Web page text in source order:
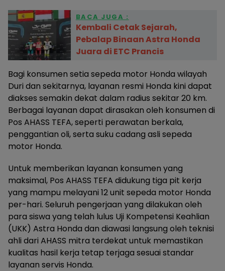
BACA JUGA :
Kembali Cetak Sejarah,
Pebalap Binaan Astra Honda
Juara di ETC Prancis
Bagi konsumen setia sepeda motor Honda wilayah
Duri dan sekitarnya, layanan resmi Honda kini dapat
diakses semakin dekat dalam radius sekitar 20 km.
Berbagai layanan dapat dirasakan oleh konsumen di
Pos AHASS TEFA, seperti perawatan berkala,
penggantian oli, serta suku cadang asli sepeda
motor Honda.
Untuk memberikan layanan konsumen yang
maksimal, Pos AHASS TEFA didukung tiga pit kerja
yang mampu melayani 12 unit sepeda motor Honda
per-hari. Seluruh pengerjaan yang dilakukan oleh
para siswa yang telah lulus Uji Kompetensi Keahlian
(UKK) Astra Honda dan diawasi langsung oleh teknisi
ahli dari AHASS mitra terdekat untuk memastikan
kualitas hasil kerja tetap terjaga sesuai standar
layanan servis Honda.